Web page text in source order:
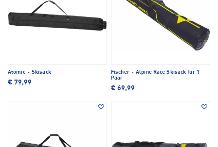
Atomic · Skisack
€ 79,99
Fischer · Alpine Race Skisack für 1
Paar
€ 69,99